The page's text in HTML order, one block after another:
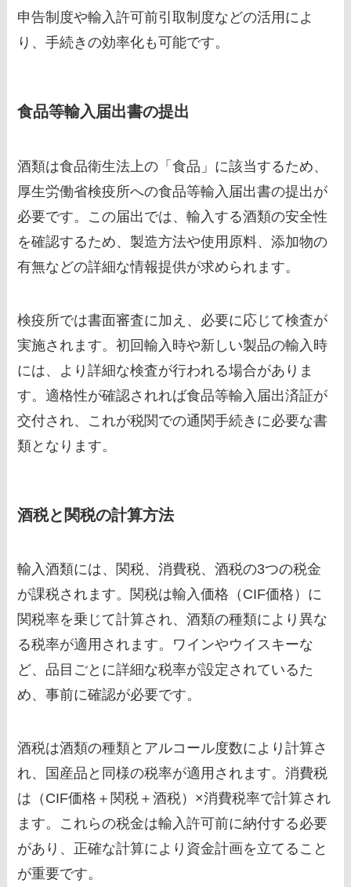
申告制度や輸入許可前引取制度などの活用によ
り、手続きの効率化も可能です。
食品等輸入届出書の提出
酒類は食品衛生法上の「食品」に該当するため、
厚生労働省検疫所への食品等輸入届出書の提出が
必要です。この届出では、輸入する酒類の安全性
を確認するため、製造方法や使用原料、添加物の
有無などの詳細な情報提供が求められます。
検疫所では書面審査に加え、必要に応じて検査が
実施されます。初回輸入時や新しい製品の輸入時
には、より詳細な検査が行われる場合がありま
す。適格性が確認されれば食品等輸入届出済証が
交付され、これが税関での通関手続きに必要な書
類となります。
酒税と関税の計算方法
輸入酒類には、関税、消費税、酒税の3つの税金
が課税されます。関税は輸入価格（CIF価格）に
関税率を乗じて計算され、酒類の種類により異な
る税率が適用されます。ワインやウイスキーな
ど、品目ごとに詳細な税率が設定されているた
め、事前に確認が必要です。
酒税は酒類の種類とアルコール度数により計算さ
れ、国産品と同様の税率が適用されます。消費税
は（CIF価格＋関税＋酒税）×消費税率で計算され
ます。これらの税金は輸入許可前に納付する必要
があり、正確な計算により資金計画を立てること
が重要です。